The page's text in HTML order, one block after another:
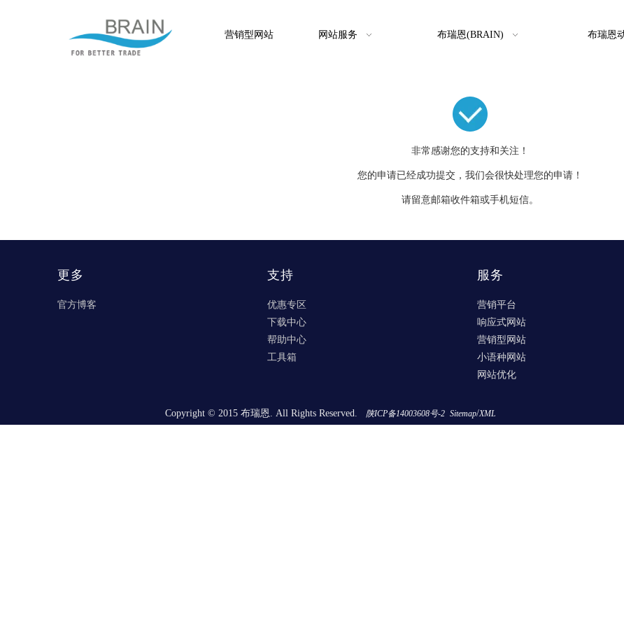
营销型网站 网站服务 布瑞恩(BRAIN) 布瑞恩
非常感谢您的支持和关注！
您的申请已经成功提交，我们会很快处理您的申请！
请留意邮箱收件箱或手机短信。
更多
官方博客
支持
优惠专区
下载中心
帮助中心
工具箱
服务
营销平台
响应式网站
营销型网站
小语种网站
网站优化
Copyright © 2015 布瑞恩. All Rights Reserved. 陕ICP备14003608号-2 Sitemap/XML